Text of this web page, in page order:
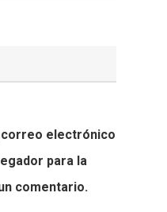
correo electrónico
para la
comentario.